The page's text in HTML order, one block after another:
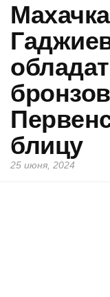
блицу
25 июня, 2024